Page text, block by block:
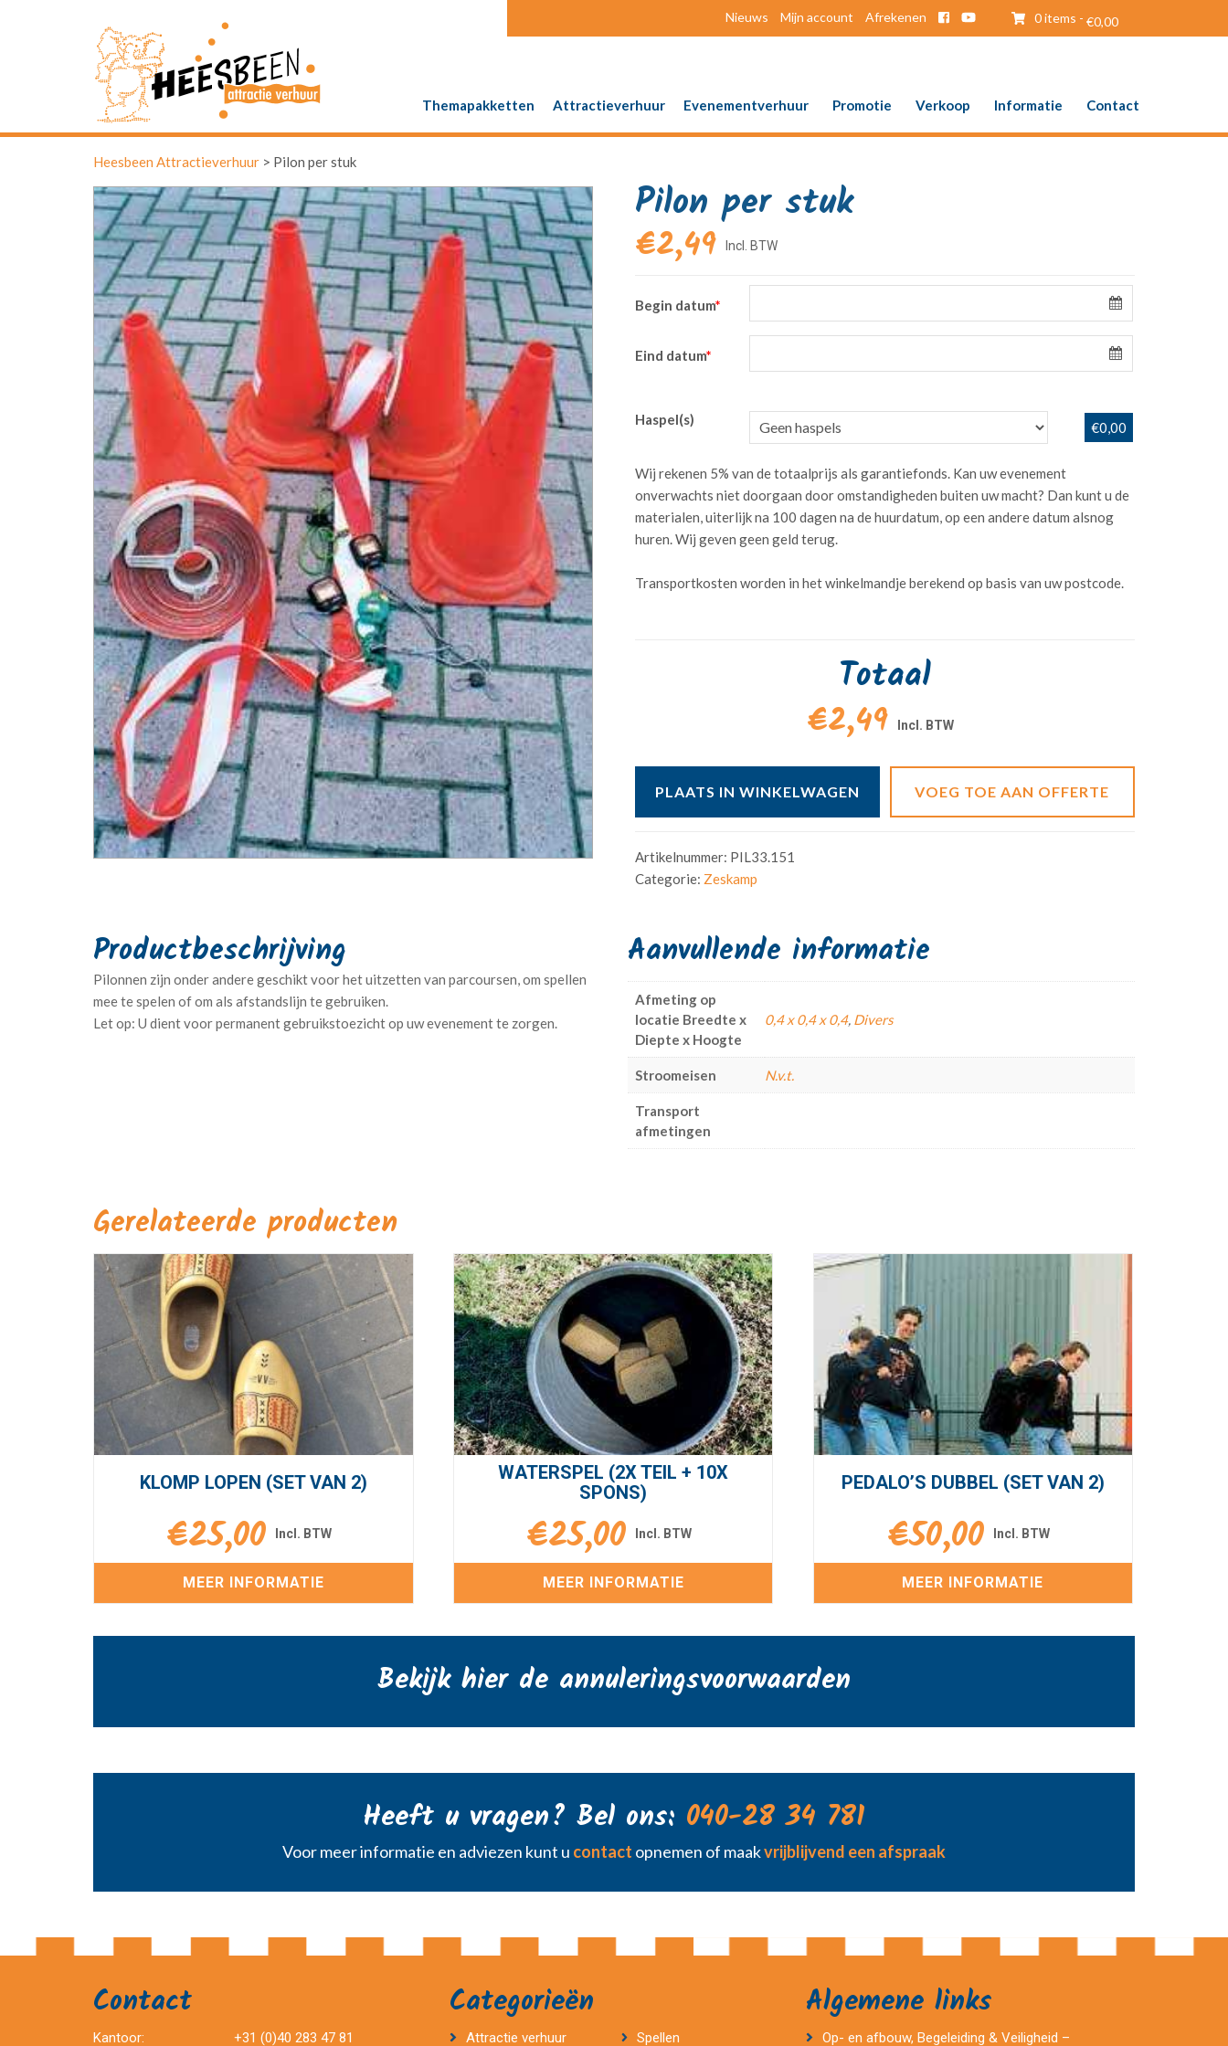
0 items - €0,00
Nieuws Mijn account Afrekenen
Themapakketten Attractieverhuur Evenementverhuur Promotie Verkoop Informatie Contact
Heesbeen Attractieverhuur > Pilon per stuk
Pilon per stuk
€2,49
Begin datum*
Eind datum*
Haspel(s) €0,00
Wij rekenen 5% van de totaalprijs als garantiefonds. Kan uw evenement
onverwachts niet doorgaan door omstandigheden buiten uw macht? Dan kunt u de
materialen, uiterlijk na 100 dagen na de huurdatum, op een andere datum alsnog
huren. Wij geven geen geld terug.
Transportkosten worden in het winkelmandje berekend op basis van uw postcode.
Totaal
€2,49
PLAATS IN WINKELWAGEN VOEG TOE AAN OFFERTE
Artikelnummer: PIL33.151
Categorie: Zeskamp
Pilonnen zijn onder andere geschikt voor het uitzetten van parcoursen, om spellen
mee te spelen of om als afstandslijn te gebruiken.
Aanvullende informatie
Afmeting op
locatie Breedte x
Diepte x Hoogte
0,4 x 0,4 x 0,4, Divers
Stroomeisen N.v.t.
Transport
afmetingen
Gerelateerde producten
KLOMP LOPEN (SET VAN 2)
€25,00
MEER INFORMATIE
WATERSPEL (2X TEIL + 10X
SPONS)
€25,00
MEER INFORMATIE
PEDALO’S DUBBEL (SET VAN 2)
€50,00
MEER INFORMATIE
Bekijk hier de annuleringsvoorwaarden
Heeft u vragen? Bel ons: 040-28 34 781
Voor meer informatie en adviezen kunt u contact opnemen of maakvrijblijvend een afspraak
Contact
Kantoor: +31 (0)40 283 47 81
Categorieën
Attractie verhuur Spellen
Algemene links
Op- en afbouw, Begeleiding & Veiligheid –